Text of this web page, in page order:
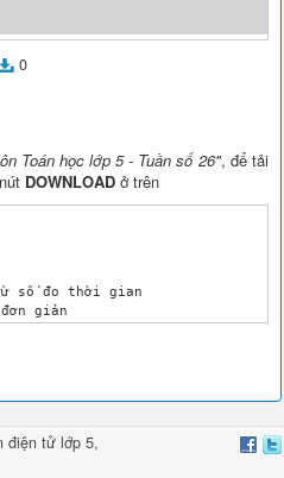
0
Toán học lớp 5 - Tuần số 26", để tải
DOWNLOAD ở trên
số đo thời gian
giản
gian
điện tử lớp 5,